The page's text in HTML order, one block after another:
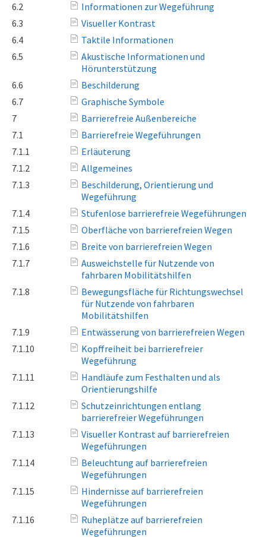
6.2
Informationen zur Wegeführung
6.3
Visueller Kontrast
6.4
Taktile Informationen
6.5
Akustische Informationen und
Hörunterstützung
6.6
Beschilderung
6.7
Graphische Symbole
7
Barrierefreie Außenbereiche
7.1
Barrierefreie Wegeführungen
7.1.1
Erläuterung
7.1.2
Allgemeines
7.1.3
Beschilderung, Orientierung und
Wegeführung
7.1.4
Stufenlose barrierefreie Wegeführungen
7.1.5
Oberfläche von barrierefreien Wegen
7.1.6
Breite von barrierefreien Wegen
7.1.7
Ausweichstelle für Nutzende von
fahrbaren Mobilitätshilfen
7.1.8
Bewegungsfläche für Richtungswechsel
für Nutzende von fahrbaren
Mobilitätshilfen
7.1.9
Entwässerung von barrierefreien Wegen
7.1.10
Kopffreiheit bei barrierefreier
Wegeführung
7.1.11
Handläufe zum Festhalten und als
Orientierungshilfe
7.1.12
Schutzeinrichtungen entlang
barrierefreier Wegeführungen
7.1.13
Visueller Kontrast auf barrierefreien
Wegeführungen
7.1.14
Beleuchtung auf barrierefreien
Wegeführungen
7.1.15
Hindernisse auf barrierefreien
Wegeführungen
7.1.16
Ruheplätze auf barrierefreien
Wegeführungen